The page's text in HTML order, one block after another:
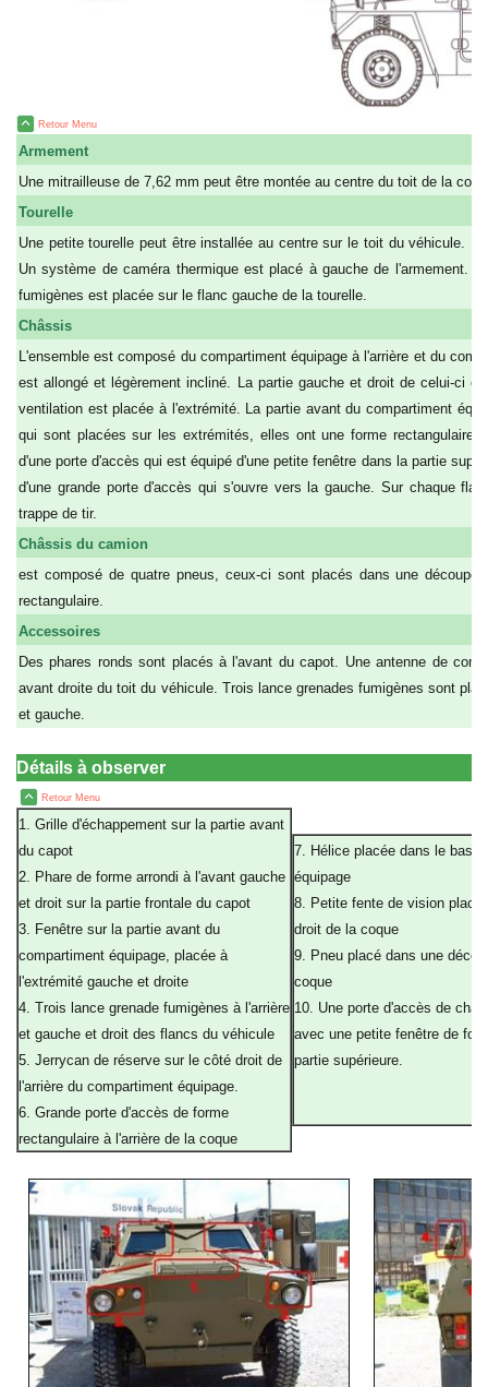
Retour Menu
Armement
Une mitrailleuse de 7,62 mm peut être montée au centre du toit de la
Tourelle
Une petite tourelle peut être installée au centre sur le toit du véhicule.
Un système de caméra thermique est placé à gauche de l'armement.
fumigènes est placée sur le flanc gauche de la tourelle.
Châssis
L'ensemble est composé du compartiment équipage à l'arrière et du
est allongé et légèrement incliné. La partie gauche et droit de celui-ci
ventilation est placée à l'extrémité. La partie avant du compartiment
qui sont placées sur les extrémités, elles ont une forme rectangulaire.
d'une porte d'accès qui est équipé d'une petite fenêtre dans la partie
d'une grande porte d'accès qui s'ouvre vers la gauche. Sur chaque
trappe de tir.
Châssis du camion
est composé de quatre pneus, ceux-ci sont placés dans une
rectangulaire.
Accessoires
Des phares ronds sont placés à l'avant du capot. Une antenne de
avant droite du toit du véhicule. Trois lance grenades fumigènes sont
et gauche.
Détails à observer
Retour Menu
1. Grille d'échappement sur la partie avant
du capot
2. Phare de forme arrondi à l'avant gauche
et droit sur la partie frontale du capot
3. Fenêtre sur la partie avant du
compartiment équipage, placée à
l'extrémité gauche et droite
4. Trois lance grenade fumigènes à l'arrière
et gauche et droit des flancs du véhicule
5. Jerrycan de réserve sur le côté droit de
l'arrière du compartiment équipage.
6. Grande porte d'accès de forme
rectangulaire à l'arrière de la coque
7. Hélice placée dans le bas
équipage
8. Petite fente de vision
droit de la coque
9. Pneu placé dans une
coque
10. Une porte d'accès de
avec une petite fenêtre de
partie supérieure.